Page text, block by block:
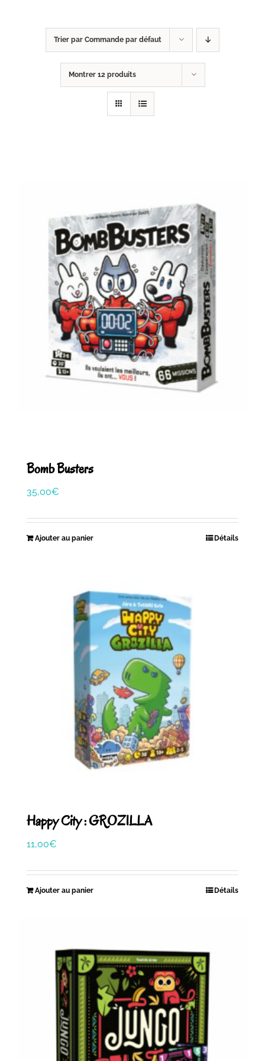
Trier par Commande par défaut
Montrer 12 produits
Bomb Busters
35,00€
Ajouter au panier Détails
Happy City : GROZILLA
11,00€
Ajouter au panier Détails